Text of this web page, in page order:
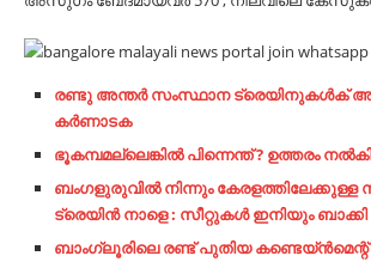
രണ്ടു അന്തർ സംസ്ഥാന ട്രെയിനുകൾക്
കർണാടക
ഭൂകമ്പമല്ലെങ്കിൽ പിന്നെന്ത് ? ഉത്തരം
ബംഗളുരുവിൽ നിന്നും
ട്രെയിൻ നാളെ : സീറ്റുകൾ ഇനിയും ബാക്കി
ബാംഗ്ലൂരിലെ രണ്ട് പുതിയ